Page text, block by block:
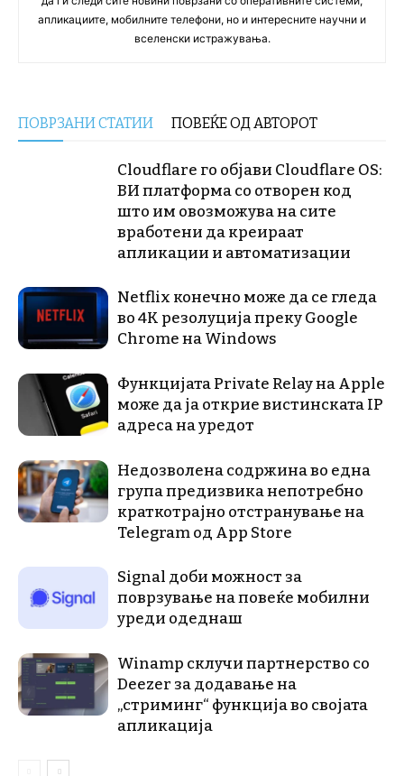
апликациите, мобилните телефони, но и интересните научни и
вселенски истражувања.
ПОВРЗАНИ СТАТИИ ПОВЕЌЕ ОД АВТОРОТ
Cloudflare го објави Cloudflare OS:
ВИ платформа со отворен код
што им овозможува на сите
вработени да креираат
апликации и автоматизации
Netflix конечно може да се гледа
во 4K резолуција преку Google
Chrome на Windows
Функцијата Private Relay на Apple
може да ја открие вистинската IP
адреса на уредот
Недозволена содржина во една
група предизвика непотребно
краткотрајно отстранување на
Telegram од App Store
Signal доби можност за
поврзување на повеќе мобилни
уреди одеднаш
Winamp склучи партнерство со
Deezer за додавање на
„стриминг“ функција во својата
апликација